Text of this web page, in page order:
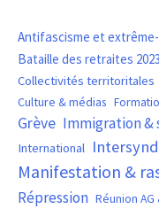
Antifascisme et
Bataille des retraites 2023
Collectivités territoritales
Culture & médias
Grève Immigration &
International
Manifestation &
Répression Réunion